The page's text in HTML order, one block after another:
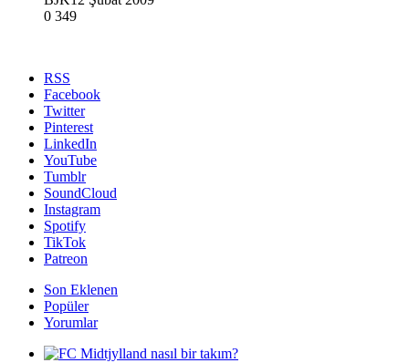
0 349
RSS
Facebook
Twitter
Pinterest
LinkedIn
YouTube
Tumblr
SoundCloud
Instagram
Spotify
TikTok
Patreon
Son Eklenen
Popüler
Yorumlar